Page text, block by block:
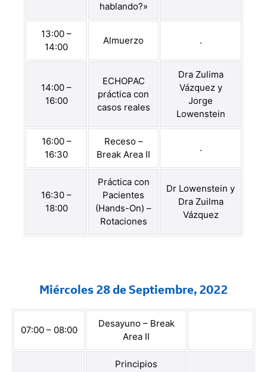
hablando?»
13:00 –
14:00
Almuerzo .
14:00 –
16:00
ECHOPAC
práctica con
casos reales
Dra Zulima
Vázquez y
Jorge
Lowenstein
16:00 –
16:30
Receso –
Break Area II
.
16:30 –
18:00
Práctica con
Pacientes
(Hands-On) –
Rotaciones
Dr Lowenstein y
Dra Zuilma
Vázquez
Miércoles 28 de Septiembre, 2022
07:00 – 08:00
Desayuno – Break
Area II
Principios